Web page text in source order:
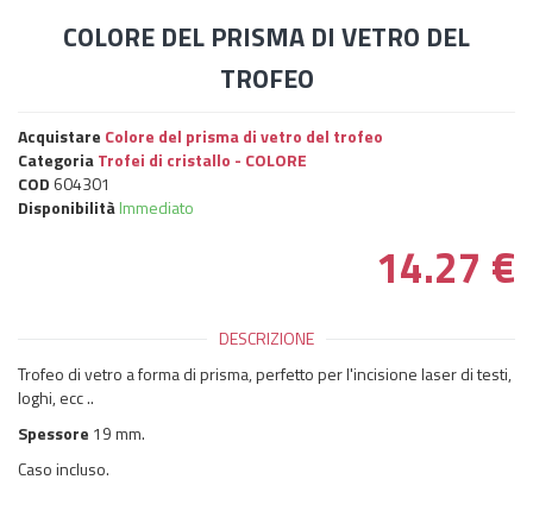
COLORE DEL PRISMA DI VETRO DEL
TROFEO
Acquistare Colore del prisma di vetro del trofeo
CategoriaTrofei di cristallo - COLORE
COD 604301
DisponibilitàImmediato
14.27 €
DESCRIZIONE
Trofeo di vetro a forma di prisma, perfetto per l'incisione laser di testi,
loghi, ecc ..
Spessore 19 mm.
Caso incluso.